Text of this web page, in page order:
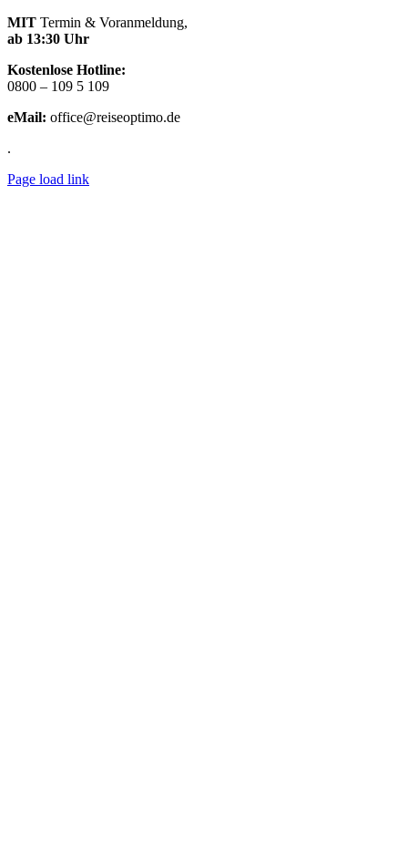
MIT Termin & Voranmeldung,
ab 13:30 Uhr
Kostenlose Hotline:
0800 – 109 5 109
eMail: office@reiseoptimo.de
.
Page load link